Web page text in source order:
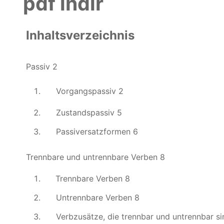
Inhaltsverzeichnis
Passiv 2
Vorgangspassiv 2
Zustandspassiv 5
Passiversatzformen 6
Trennbare und untrennbare Verben 8
Trennbare Verben 8
Untrennbare Verben 8
Verbzusätze, die trennbar und untrennbar